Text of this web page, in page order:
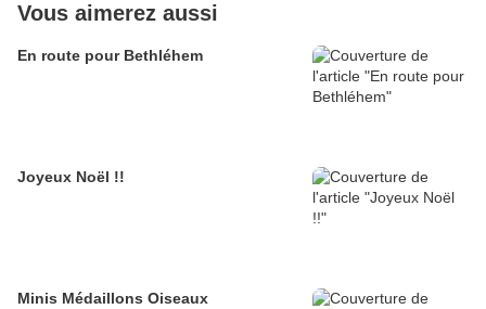
Vous aimerez aussi
En route pour Bethléhem
Joyeux Noël !!
Minis Médaillons Oiseaux